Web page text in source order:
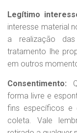
Legítimo
interesse material
a realização
tratamento lhe
em outros
Consentimento:
forma livre e
fins específicos e
coleta. Vale